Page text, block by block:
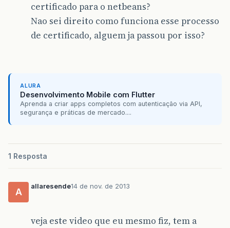
certificado para o netbeans?
Nao sei direito como funciona esse processo
de certificado, alguem ja passou por isso?
ALURA
Desenvolvimento Mobile com Flutter
Aprenda a criar apps completos com autenticação via API,
segurança e práticas de mercado....
1 Resposta
A
allaresende14 de nov. de 2013
veja este video que eu mesmo fiz, tem a